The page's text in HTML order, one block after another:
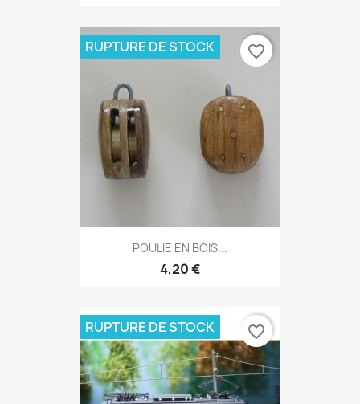
POULIE EN BOIS...
4,20 €
RUPTURE DE STOCK favorite_border
RUPTURE DE STOCK favorite_border